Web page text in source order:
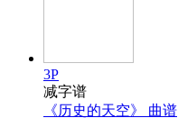
3P
减字谱
《历史的天空》 曲谱